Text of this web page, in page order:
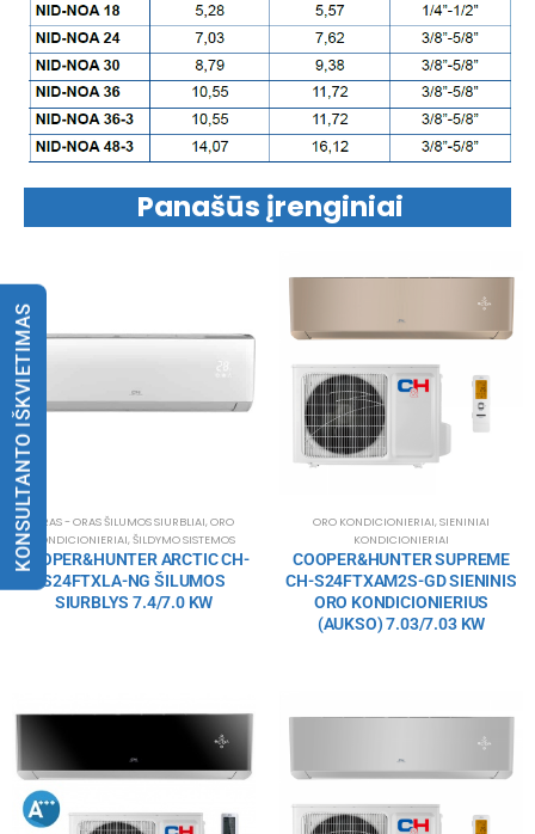
Panašūs įrenginiai
ORAS - ORAS ŠILUMOS SIURBLIAI,ORO
KONDICIONIERIAI,ŠILDYMO SISTEMOS
COOPER&HUNTER ARCTIC CH-
S24FTXLA-NG ŠILUMOS
SIURBLYS 7.4/7.0 KW
ORO KONDICIONIERIAI,SIENINIAI
KONDICIONIERIAI
COOPER&HUNTER SUPREME
CH-S24FTXAM2S-GD SIENINIS
ORO KONDICIONIERIUS
(AUKSO) 7.03/7.03 KW
KONSULTANTO IŠKVIETIMAS